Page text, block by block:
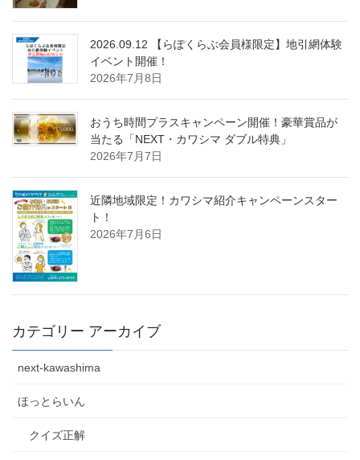
2026.09.12 【らぽくらぶ会員様限定】地引網体験
イベント開催！
2026年7月8日
おうち時間プラスキャンペーン開催！豪華賞品が
当たる「NEXT・カワシマ ダブル特典」
2026年7月7日
近隣地域限定！カワシマ紹介キャンペーンスター
ト！
2026年7月6日
カテゴリー アーカイブ
next-kawashima
ほっとらいん
クイズ正解